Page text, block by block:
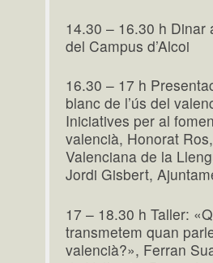
14.30 – 16.30 h Dinar
del Campus d’Alcoi
16.30 – 17 h
blanc de l’ús del
Iniciatives per al
valencià, Honorat
Valenciana de la
Jordi Gisbert,
17 – 18.30 h Taller:
transmetem quan
valencià?», Ferran